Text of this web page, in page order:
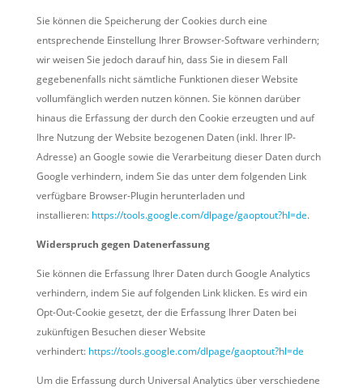
Sie können die Speicherung der Cookies durch eine
entsprechende Einstellung Ihrer Browser-Software verhindern;
wir weisen Sie jedoch darauf hin, dass Sie in diesem Fall
gegebenenfalls nicht sämtliche Funktionen dieser Website
vollumfänglich werden nutzen können. Sie können darüber
hinaus die Erfassung der durch den Cookie erzeugten und auf
Ihre Nutzung der Website bezogenen Daten (inkl. Ihrer IP-
Adresse) an Google sowie die Verarbeitung dieser Daten durch
Google verhindern, indem Sie das unter dem folgenden Link
verfügbare Browser-Plugin herunterladen und
installieren: https://tools.google.com/dlpage/gaoptout?hl=de.
Widerspruch gegen Datenerfassung
Sie können die Erfassung Ihrer Daten durch Google Analytics
verhindern, indem Sie auf folgenden Link klicken. Es wird ein
Opt-Out-Cookie gesetzt, der die Erfassung Ihrer Daten bei
zukünftigen Besuchen dieser Website
verhindert: https://tools.google.com/dlpage/gaoptout?hl=de
Um die Erfassung durch Universal Analytics über verschiedene